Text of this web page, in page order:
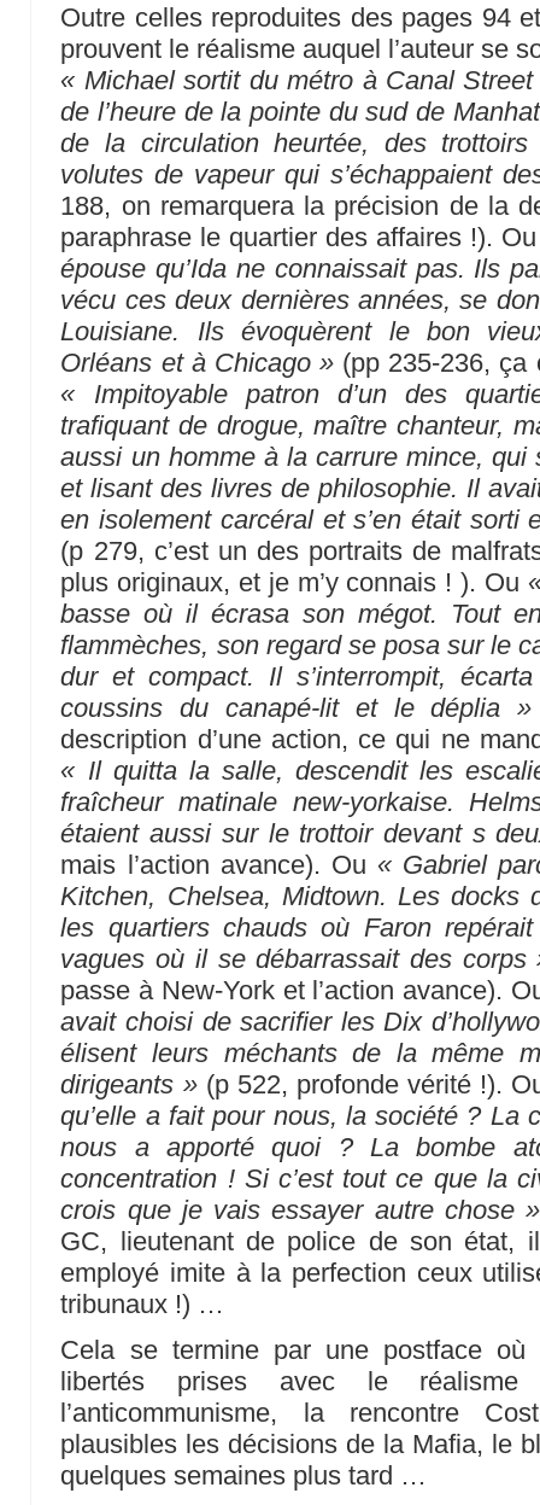
Outre celles reproduites des pages 94
prouvent le réalisme auquel l’auteur se
« Michael sortit du métro à Canal
de l’heure de la pointe du sud de
de la circulation heurtée, des
volutes de vapeur qui s’échappaient
188, on remarquera la précision de la
paraphrase le quartier des affaires !).
épouse qu’Ida ne connaissait pas. Ils
vécu ces deux dernières années, se
Louisiane. Ils évoquèrent le bon
Orléans et à Chicago » (pp 235-236, ça
« Impitoyable patron d’un des
trafiquant de drogue, maître chanteur,
aussi un homme à la carrure mince, qui
et lisant des livres de philosophie. Il
en isolement carcéral et s’en était sorti
(p 279, c’est un des portraits de
plus originaux, et je m’y connais ! ). Ou
basse où il écrasa son mégot. Tout
flammèches, son regard se posa sur le
dur et compact. Il s’interrompit,
coussins du canapé-lit et le déplia »
description d’une action, ce qui ne
« Il quitta la salle, descendit les
fraîcheur matinale new-yorkaise.
étaient aussi sur le trottoir devant s
mais l’action avance). Ou « Gabriel
Kitchen, Chelsea, Midtown. Les docks
les quartiers chauds où Faron
vagues où il se débarrassait des corps
passe à New-York et l’action avance).
avait choisi de sacrifier les Dix
élisent leurs méchants de la même
dirigeants »(p 522, profonde vérité !).
qu’elle a fait pour nous, la société ? La
nous a apporté quoi ? La bombe
concentration ! Si c’est tout ce que la
crois que je vais essayer autre chose »
GC, lieutenant de police de son état,
employé imite à la perfection ceux
tribunaux !) …
Cela se termine par une postface où
libertés prises avec le
l’anticommunisme, la rencontre
plausibles les décisions de la Mafia, le
quelques semaines plus tard …